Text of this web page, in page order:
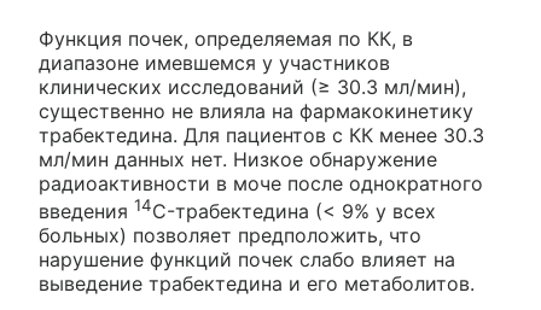
Функция почек, определяемая по КК, в
диапазоне имевшемся у участников
клинических исследований (≥ 30.3 мл/мин),
существенно не влияла на фармакокинетику
трабектедина. Для пациентов с КК менее 30.3
мл/мин данных нет. Низкое обнаружение
радиоактивности в моче после однократного
введения 14C-трабектедина (< 9% у всех
больных) позволяет предположить, что
нарушение функций почек слабо влияет на
выведение трабектедина и его метаболитов.